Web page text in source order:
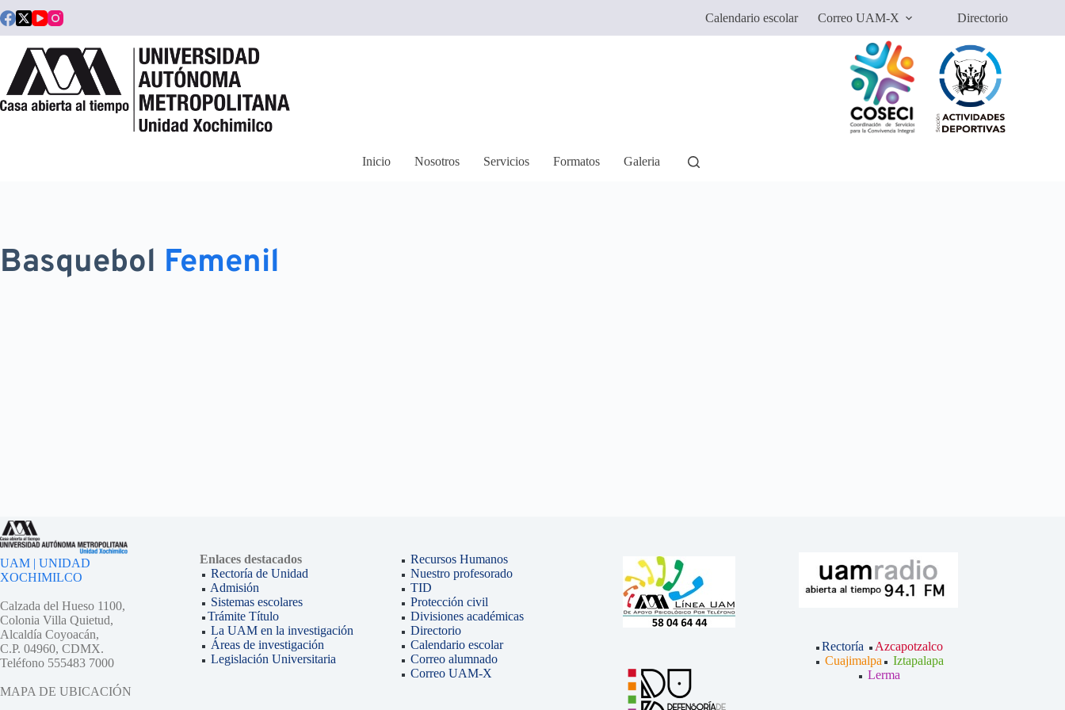
al
contenido
Calendario escolar Correo UAM-X Directorio
Inicio Nosotros Servicios Formatos Galeria
Basquebol Femenil
UAM | UNIDAD
XOCHIMILCO
Calzada del Hueso 1100,
Colonia Villa Quietud,
Alcaldía Coyoacán,
C.P. 04960, CDMX.
Teléfono 555483 7000
MAPA DE UBICACIÓN
Enlaces destacados
Rectoría de Unidad
Admisión
Sistemas escolares
Trámite Título
La UAM en la investigación
Áreas de investigación
Legislación Universitaria
Recursos Humanos
Nuestro profesorado
TID
Protección civil
Divisiones académicas
Directorio
Calendario escolar
Correo alumnado
Correo UAM-X
Rectoría
Azcapotzalco
Cuajimalpa
Iztapalapa
Lerma